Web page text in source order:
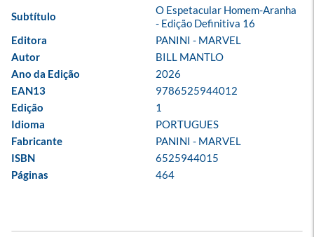
Subtítulo
O Espetacular Homem-Aranha
- Edição Definitiva 16
Editora
PANINI - MARVEL
Autor
BILL MANTLO
Ano da Edição
2026
EAN13
9786525944012
Edição
1
Idioma
PORTUGUES
Fabricante
PANINI - MARVEL
ISBN
6525944015
Páginas
464